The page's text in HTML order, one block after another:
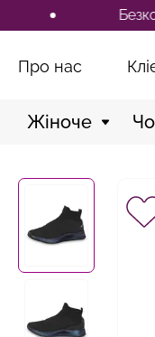
Безкоштовна
Про нас
Жіноче